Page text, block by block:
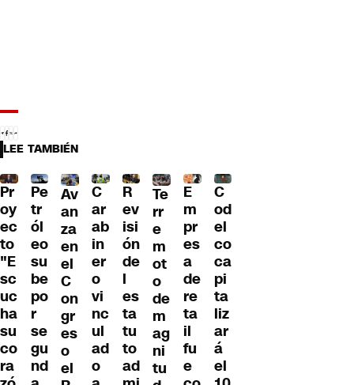
LEE TAMBIÉN
Pr
oy
ec
to
"E
sc
uc
ha
su
co
ra
Pe
tr
ól
eo
su
be
po
r
se
gu
nd
Av
an
za
en
el
C
on
gr
es
o
el
C
ar
ab
in
er
o
vi
nc
ul
ad
o
R
ev
isi
ón
de
l
es
ta
tu
to
ad
Te
rr
e
m
ot
o
de
m
ag
ni
tu
E
m
pr
es
a
de
re
ta
il
fu
e
C
od
el
co
ca
pi
ta
liz
ar
á
el